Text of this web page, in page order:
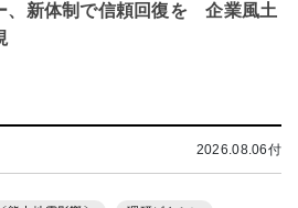
、新体制で信頼回復を 企業風土
2026.08.06付